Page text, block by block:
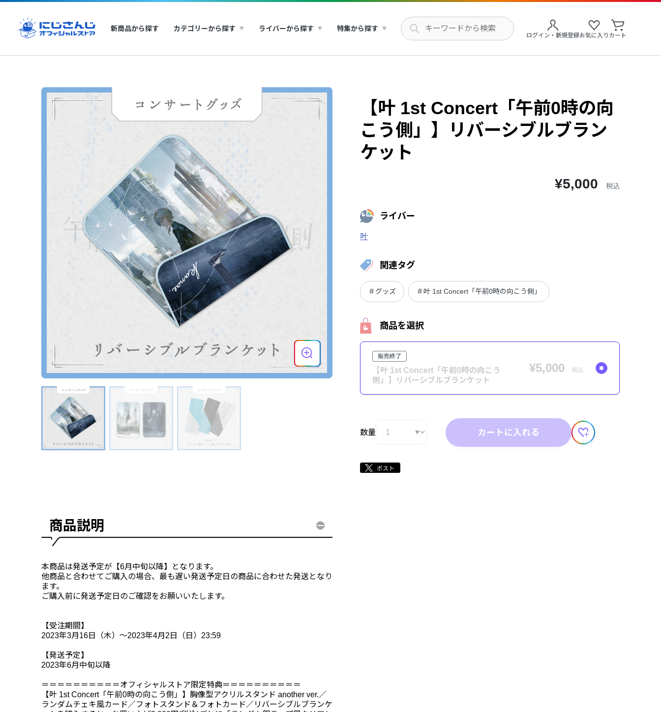
新商品から探す カテゴリーから探す ライバーから探す 特集から探す
ログイン・新規登録お気に入り カート
【叶 1st Concert「午前0時の向
こう側」】リバーシブルブラン
ケット
¥5,000 税込
ライバー
叶
関連タグ
＃グッズ ＃叶 1st Concert「午前0時の向こう側」
商品を選択
販売終了
【叶 1st Concert「午前0時の向こう
側」】リバーシブルブランケット
¥5,000 税込
数量 カートに入れる
商品説明
本商品は発送予定が【6月中旬以降】となります。
他商品と合わせてご購入の場合、最も遅い発送予定日の商品に合わせた発送となり
ます。
ご購入前に発送予定日のご確認をお願いいたします。
【受注期間】
2023年3月16日（木）～2023年4月2日（日）23:59
【発送予定】
2023年6月中旬以降
＝＝＝＝＝＝＝＝＝＝オフィシャルストア限定特典＝＝＝＝＝＝＝＝＝＝
【叶 1st Concert「午前0時の向こう側」】胸像型アクリルスタンド another ver.／
ランダムチェキ風カード／フォトスタンド＆フォトカード／リバーシブルブランケ